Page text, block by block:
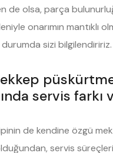
de olsa, parça
onarımın mantıklı
sizi bilgilendiririz.
servis farkı
de kendine özgü
servis